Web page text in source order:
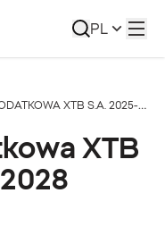
PL
XTB S.A. 2025-2028
XTB